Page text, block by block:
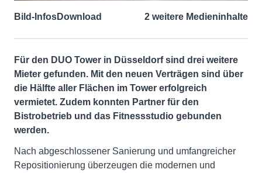
Bild-InfosDownload 2 weitere Medieninhalte
Für den DUO Tower in Düsseldorf sind drei weitere
Mieter gefunden. Mit den neuen Verträgen sind über
die Hälfte aller Flächen im Tower erfolgreich
vermietet. Zudem konnten Partner für den
Bistrobetrieb und das Fitnessstudio gebunden
werden.
Nach abgeschlossener Sanierung und umfangreicher
Repositionierung überzeugen die modernen und